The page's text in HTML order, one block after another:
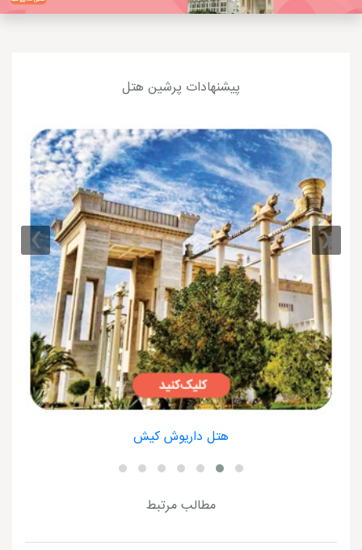
پیشنهادات پرشین هتل
هتل داریوش کیش
‹
›
مطالب مرتبط